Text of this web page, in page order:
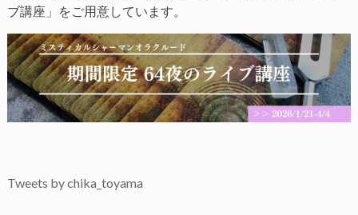
ブ講座」をご用意しています。
Tweets by chika_toyama